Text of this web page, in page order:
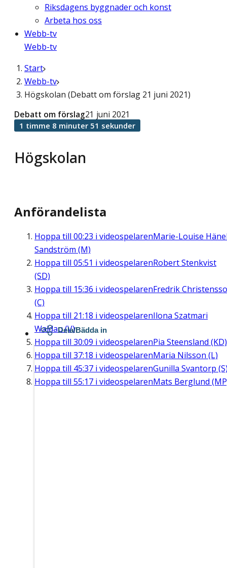
Riksdagens byggnader och konst
Arbeta hos oss
Webb-tv
Webb-tv
Start
Webb-tv
Högskolan (Debatt om förslag 21 juni 2021)
Högskolan
Debatt om förslag21 juni 2021
1 timme 8 minuter 51 sekunder
Anförandelista
Hoppa till 00:23 i videospelarenMarie-Louise
Sandström (M)
Hoppa till 05:51 i videospelarenRobert Stenkvist
(SD)
Hoppa till 15:36 i videospelarenFredrik
(C)
Hoppa till 21:18 i videospelarenIlona Szatmari
Waldau (V)
Hoppa till 30:09 i videospelarenPia Steensland (KD)
Hoppa till 37:18 i videospelarenMaria Nilsson (L)
Hoppa till 45:37 i videospelarenGunilla Svantorp
Hoppa till 55:17 i videospelarenMats Berglund
Dela/Bädda in